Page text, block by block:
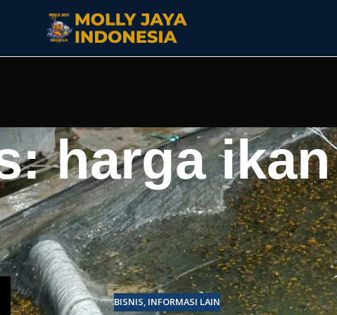
harga
BISNIS, INFORMASI LAIN